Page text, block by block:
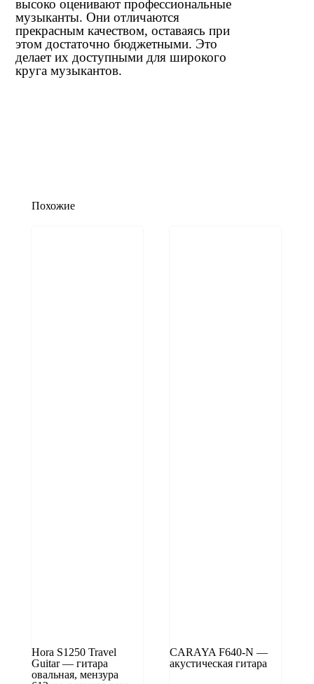
высоко оценивают профессиональные
музыканты. Они отличаются
прекрасным качеством, оставаясь при
этом достаточно бюджетными. Это
делает их доступными для широкого
круга музыкантов.
Похожие
Hora S1250 Travel
Guitar — гитара
овальная, мензура
CARAYA F640-N —
акустическая гитара